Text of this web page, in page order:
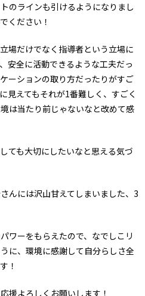
のラインも引けるようになりまし
ください！
場だけでなく指導者という立場に
安全に活動できるような工夫だっ
ーションの取り方だったりがすご
見えてもそれが1番難しく、すごく
は当たり前じゃないなと改めて感
ても大切にしたいなと思える気づ
んには沢山甘えてしまいました、3
ワーをもらえたので、なでしこリ
に、環境に感謝して自分らしさ全
！
援よろしくお願いします！